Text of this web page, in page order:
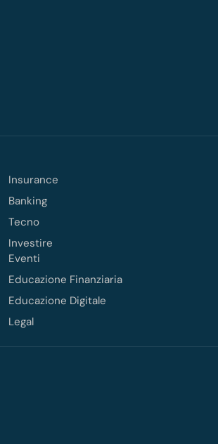
Insurance
Banking
Tecno
Investire
Eventi
Educazione Finanziaria
Educazione Digitale
Legal